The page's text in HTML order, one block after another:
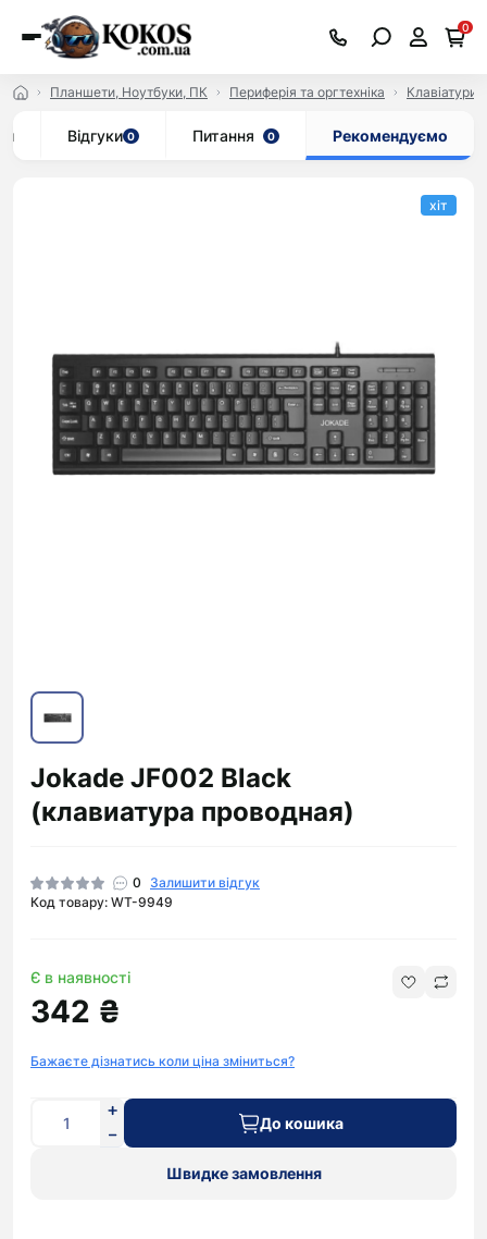
0
Планшети, Ноутбуки, ПК Периферія та оргтехніка Клавіатури
Відгуки 0 Питання 0 Рекомендуємо
хіт
Jokade JF002 Black
(клавиатура проводная)
0
Залишити відгук
Код товару: WT-9949
Є в наявності
342 ₴
Бажаєте дізнатись коли ціна зміниться?
До кошика
Швидке замовлення